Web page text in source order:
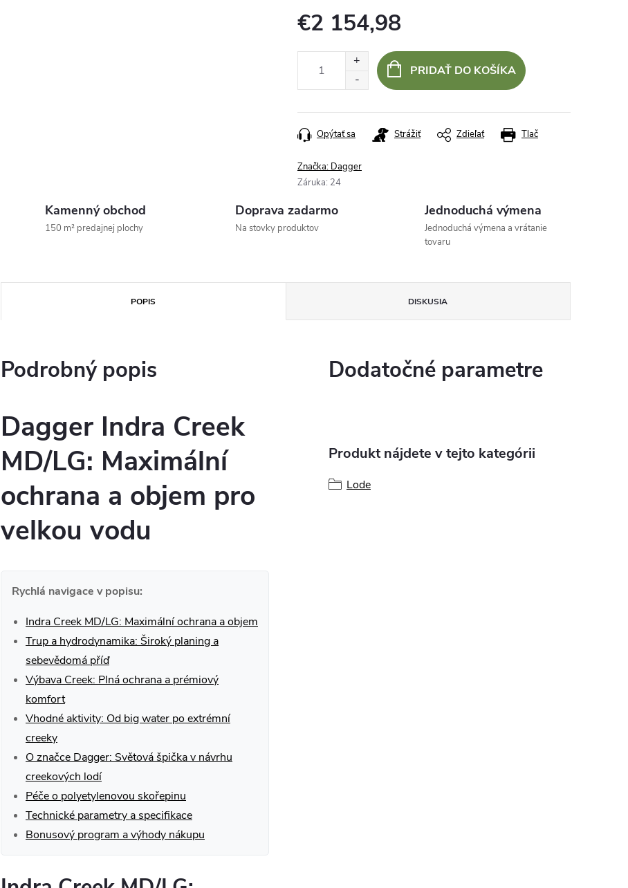
€2 154,98
PRIDAŤ DO KOŠÍKA
Tlač
Opýtať sa Strážiť Zdieľať
Značka: Dagger
Záruka: 24
Kamenný obchod
150 m² predajnej plochy
Doprava zadarmo
Na stovky produktov
Jednoduchá výmena
Jednoduchá výmena a vrátanie
tovaru
POPIS DISKUSIA
Podrobný popis
Dagger Indra Creek
MD/LG: Maximální
ochrana a objem pro
velkou vodu
Rychlá navigace v popisu:
Indra Creek MD/LG: Maximální ochrana a objem
Trup a hydrodynamika: Široký planing a
sebevědomá příď
Výbava Creek: Plná ochrana a prémiový
komfort
Vhodné aktivity: Od big water po extrémní
creeky
O značce Dagger: Světová špička v návrhu
creekových lodí
Péče o polyetylenovou skořepinu
Technické parametry a specifikace
Bonusový program a výhody nákupu
Dodatočné parametre
Produkt nájdete v tejto kategórii
Lode